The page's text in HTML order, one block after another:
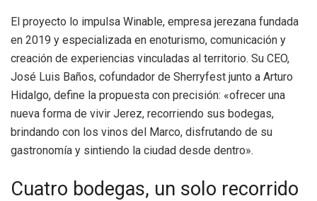
El proyecto lo impulsa Winable, empresa jerezana fundada
en 2019 y especializada en enoturismo, comunicación y
creación de experiencias vinculadas al territorio. Su CEO,
José Luis Baños, cofundador de Sherryfest junto a Arturo
Hidalgo, define la propuesta con precisión: «ofrecer una
nueva forma de vivir Jerez, recorriendo sus bodegas,
brindando con los vinos del Marco, disfrutando de su
gastronomía y sintiendo la ciudad desde dentro».
Cuatro bodegas, un solo recorrido